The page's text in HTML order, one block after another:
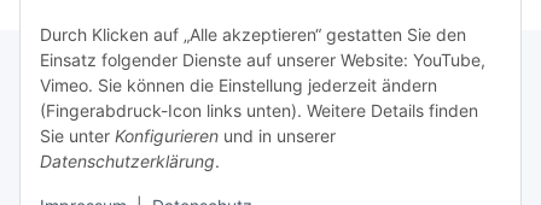
Durch Klicken auf „Alle akzeptieren“ gestatten Sie den
Einsatz folgender Dienste auf unserer Website: YouTube,
Vimeo. Sie können die Einstellung jederzeit ändern
(Fingerabdruck-Icon links unten). Weitere Details finden
Sie unter Konfigurieren und in unserer
Datenschutzerklärung.
Über uns